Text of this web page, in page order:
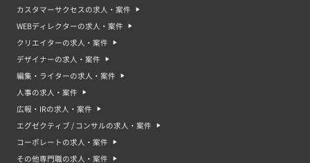
カスタマーサクセスの求人・案件
WEBディレクターの求人・案件
クリエイターの求人・案件
デザイナーの求人・案件
編集・ライターの求人・案件
人事の求人・案件
広報・IRの求人・案件
エグゼクティブ / コンサルの求人・案件
コーポレートの求人・案件
その他専門職の求人・案件